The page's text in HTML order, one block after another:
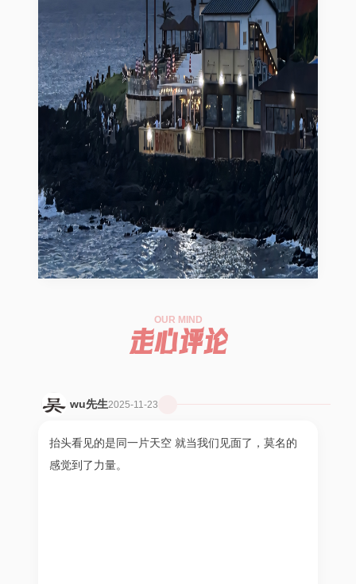
OUR MIND
走心评论
wu先生2025-11-23
抬头看见的是同一片天空 就当我们见面了，莫名的
感觉到了力量。